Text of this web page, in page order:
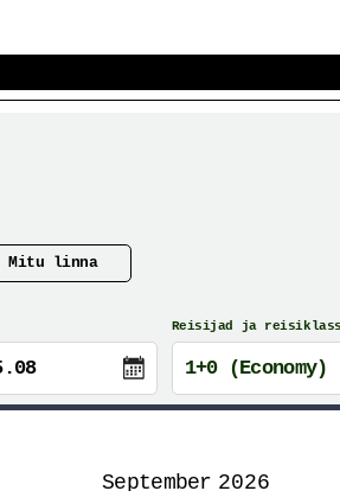
Mitu linna
September
Reisijad ja reisiklass
1+0 (Economy)